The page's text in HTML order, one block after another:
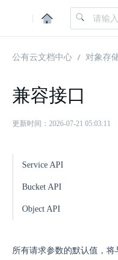
|
公有云文档中心 对象存
兼容接口
更新时间：2026-07-21 05:03:11
Service API
Bucket API
Object API
所有请求参数的默认值，